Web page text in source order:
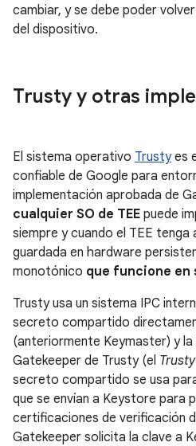
cambiar, y se debe poder
del dispositivo.
Trusty y otras
El sistema operativo Trustyes
confiable de Google para
implementación aprobada de
cualquier SO de TEE puede
siempre y cuando el TEE tenga
guardada en hardware
monotónico que funcione en
Trusty usa un sistema IPC
secreto compartido
(anteriormente Keymaster) y la
Gatekeeper de Trusty (el
secreto compartido se usa
que se envían a Keystore para
certificaciones de verificación
Gatekeeper solicita la clave a